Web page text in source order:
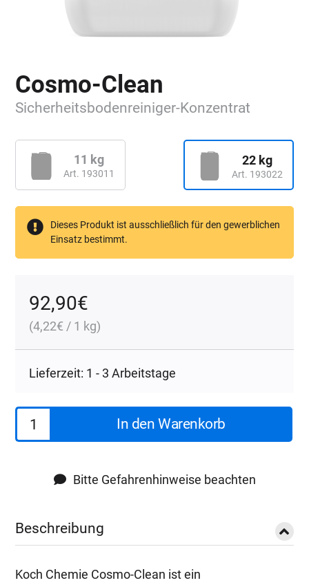
Cosmo-Clean
Sicherheitsbodenreiniger-Konzentrat
11 kg
Art. 193011
22 kg
Art. 193022
Dieses Produkt ist ausschließlich für den gewerblichen
Einsatz bestimmt.
92,90€
(4,22€ / 1 kg)
Lieferzeit: 1 - 3 Arbeitstage
Koch
Chemie
Menge
In den Warenkorb
Bitte Gefahrenhinweise beachten
Beschreibung
Koch Chemie Cosmo-Clean ist ein